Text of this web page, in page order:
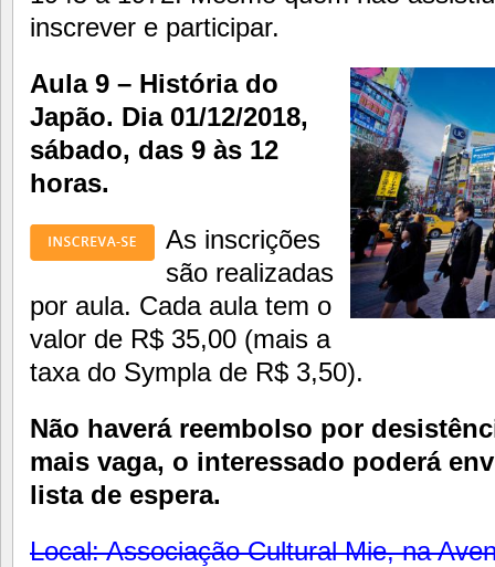
inscrever e participar.
Aula 9 – História do
Japão. Dia 01/12/2018,
sábado, das 9 às 12
horas.
As inscrições
são realizadas
por aula. Cada aula tem o
valor de R$ 35,00 (mais a
taxa do Sympla de R$ 3,50).
Não haverá reembolso por
mais vaga, o interessado poderá
lista de espera.
Local: Associação Cultural Mie, na